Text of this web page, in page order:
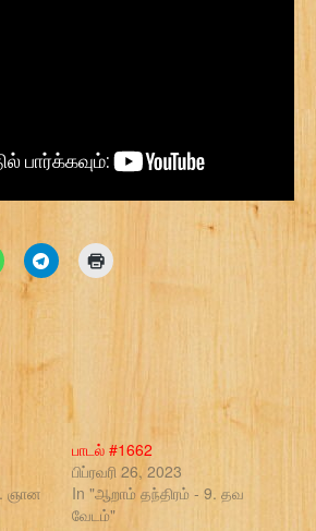
ஞான
பாடல் #1662
பிப்ரவரி 26, 2023
In "ஆறாம் தந்திரம் - 9. தவ
வேடம்"